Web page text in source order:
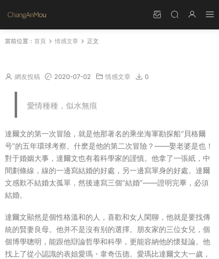
當前位置： 首頁 情感文章 正文
網友投稿 2020-07-02 情感文章 0
愛情種種，似水無痕
達爾文的第一次冒險，就是他那著名的乘坐海軍勘探船“貝格爾
号”的五年環球考察。什麽是他的第二次冒險？――娶老婆是也！
對于婚姻大事，達爾文也有着科學家的謹慎。他拿了一張紙，中
間劃條線，線的一邊寫結婚的好處，另一邊寫單身的好處。達爾
文感歎不結婚太孤單，然後連寫三個“結婚”――證明完畢，必須
結婚。
達爾文顯然是個性格溫和的人，喜歡和女人閑聊，他就是要找傳
統的賢妻良母。他并不是沒有别的選擇。朋友家的三位女兒，個
個博學聰明，能跟他辯論哲學和科學，更能容納他的懷疑論。他
找上了從小認識的表姐愛瑪・韋奇伍德。愛瑪比達爾文大一歲，